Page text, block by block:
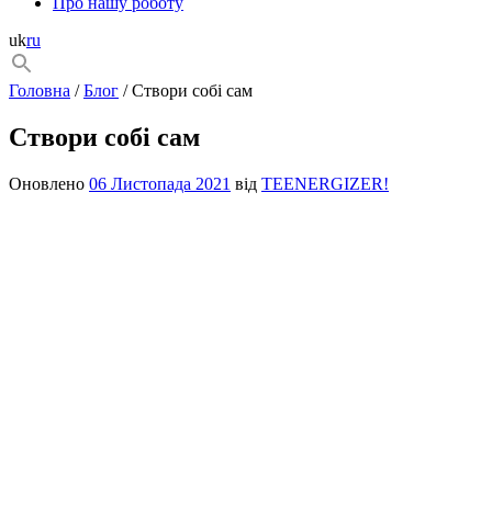
ukru
Головна /Блог / Створи собі сам
Створи собі сам
Оновлено 06 Листопада 2021 від TEENERGIZER!